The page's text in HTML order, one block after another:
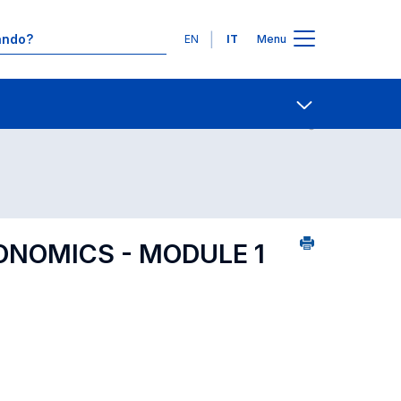
Lingue
EN IT Menu
- MODULE 1